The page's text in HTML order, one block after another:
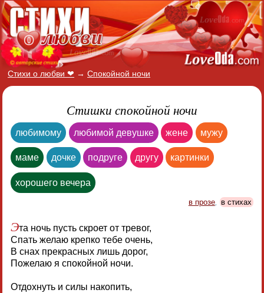
Стихи о любви ❤ → Спокойной ночи
Стишки спокойной ночи
любимому любимой девушке жене мужу
маме дочке подруге другу картинки
хорошего вечера
в прозе, в стихах
Эта ночь пусть скроет от тревог,
Спать желаю крепко тебе очень,
В снах прекрасных лишь дорог,
Пожелаю я спокойной ночи.
Отдохнуть и силы накопить,